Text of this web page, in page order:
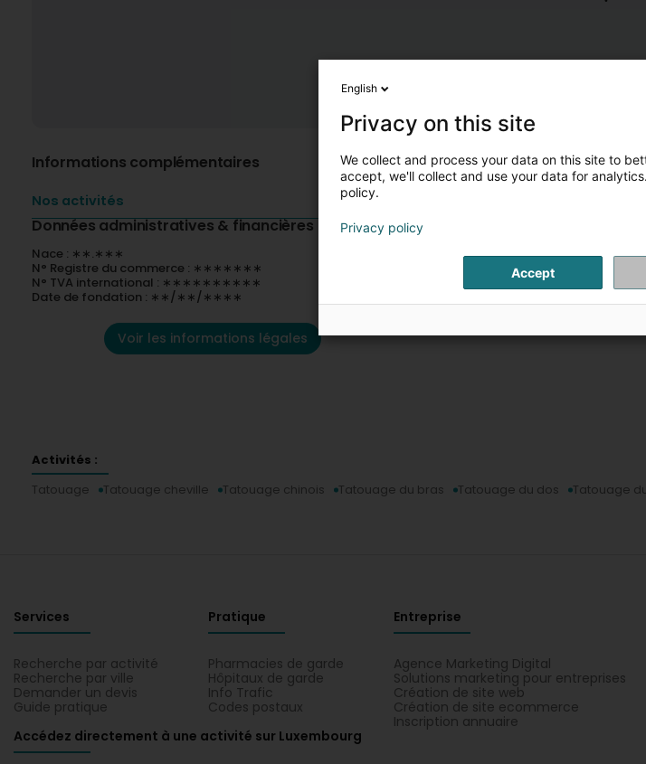
Informations complémentaires
Nos activités
Données administratives & financières
Nace : ∗∗.∗∗∗
N° Registre du commerce : ∗∗∗∗∗∗∗
N° TVA international : ∗∗∗∗∗∗∗∗∗∗
Date de fondation : ∗∗/∗∗/∗∗∗∗
Voir les informations légales
Activités :
Tatouage
Tatouage cheville Tatouage chinois Tatouage du bras Tatouage du dos Tatouage
Services
Recherche par activité
Recherche par ville
Demander un devis
Guide pratique
Pratique
Pharmacies de garde
Hôpitaux de garde
Info Trafic
Codes postaux
Entreprise
Agence Marketing Digital
Solutions marketing pour entreprises
Création de site web
Création de site ecommerce
Inscription annuaire
Accédez directement à une activité sur Luxembourg
English
Privacy on this site
We collect and process your data on this site to
accept, we'll collect and use your data for
policy.
Privacy policy
Accept